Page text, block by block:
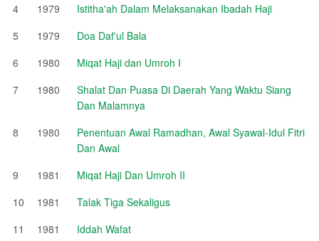
4
1979
Istitha'ah Dalam Melaksanakan Ibadah Haji
5
1979
Doa Daf'ul Bala
6
1980
Miqat Haji dan Umroh I
7
1980
Shalat Dan Puasa Di Daerah Yang Waktu Siang
Dan Malamnya
8
1980
Penentuan Awal Ramadhan, Awal Syawal-Idul Fitri
Dan Awal
9
1981
Miqat Haji Dan Umroh II
10
1981
Talak Tiga Sekaligus
11
1981
Iddah Wafat